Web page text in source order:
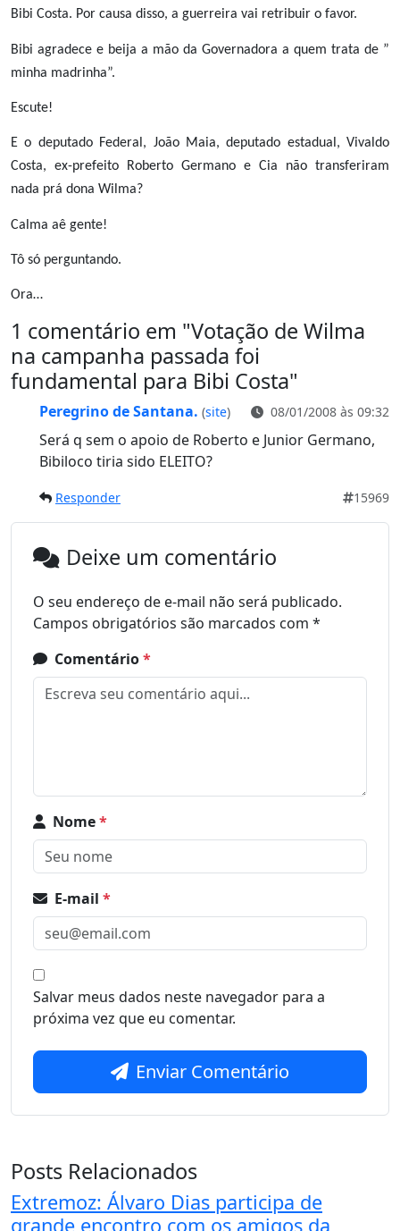
Bibi Costa. Por causa disso, a guerreira vai retribuir o favor.
Bibi agradece e beija a mão da Governadora a quem trata de ”
minha madrinha”.
Escute!
E o deputado Federal, João Maia, deputado estadual, Vivaldo
Costa, ex-prefeito Roberto Germano e Cia não transferiram
nada prá dona Wilma?
Calma aê gente!
Tô só perguntando.
Ora…
1 comentário em "Votação de Wilma
na campanha passada foi
fundamental para Bibi Costa"
Peregrino de Santana. (site) 08/01/2008 às 09:32
Será q sem o apoio de Roberto e Junior Germano,
Bibiloco tiria sido ELEITO?
Responder 15969
Deixe um comentário
O seu endereço de e-mail não será publicado.
Campos obrigatórios são marcados com *
Comentário*
Nome*
E-mail *
Salvar meus dados neste navegador para a
próxima vez que eu comentar.
Enviar Comentário
Posts Relacionados
Extremoz: Álvaro Dias participa de
grande encontro com os amigos da